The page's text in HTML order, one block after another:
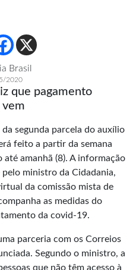
Brasil
2020
que pagamento
vem
segunda parcela do auxílio
feito a partir da semana
até amanhã (8). A informação
ministro da Cidadania,
da comissão mista de
as medidas do
da covid-19.
parceria com os Correios
Segundo o ministro, a
que não têm acesso à